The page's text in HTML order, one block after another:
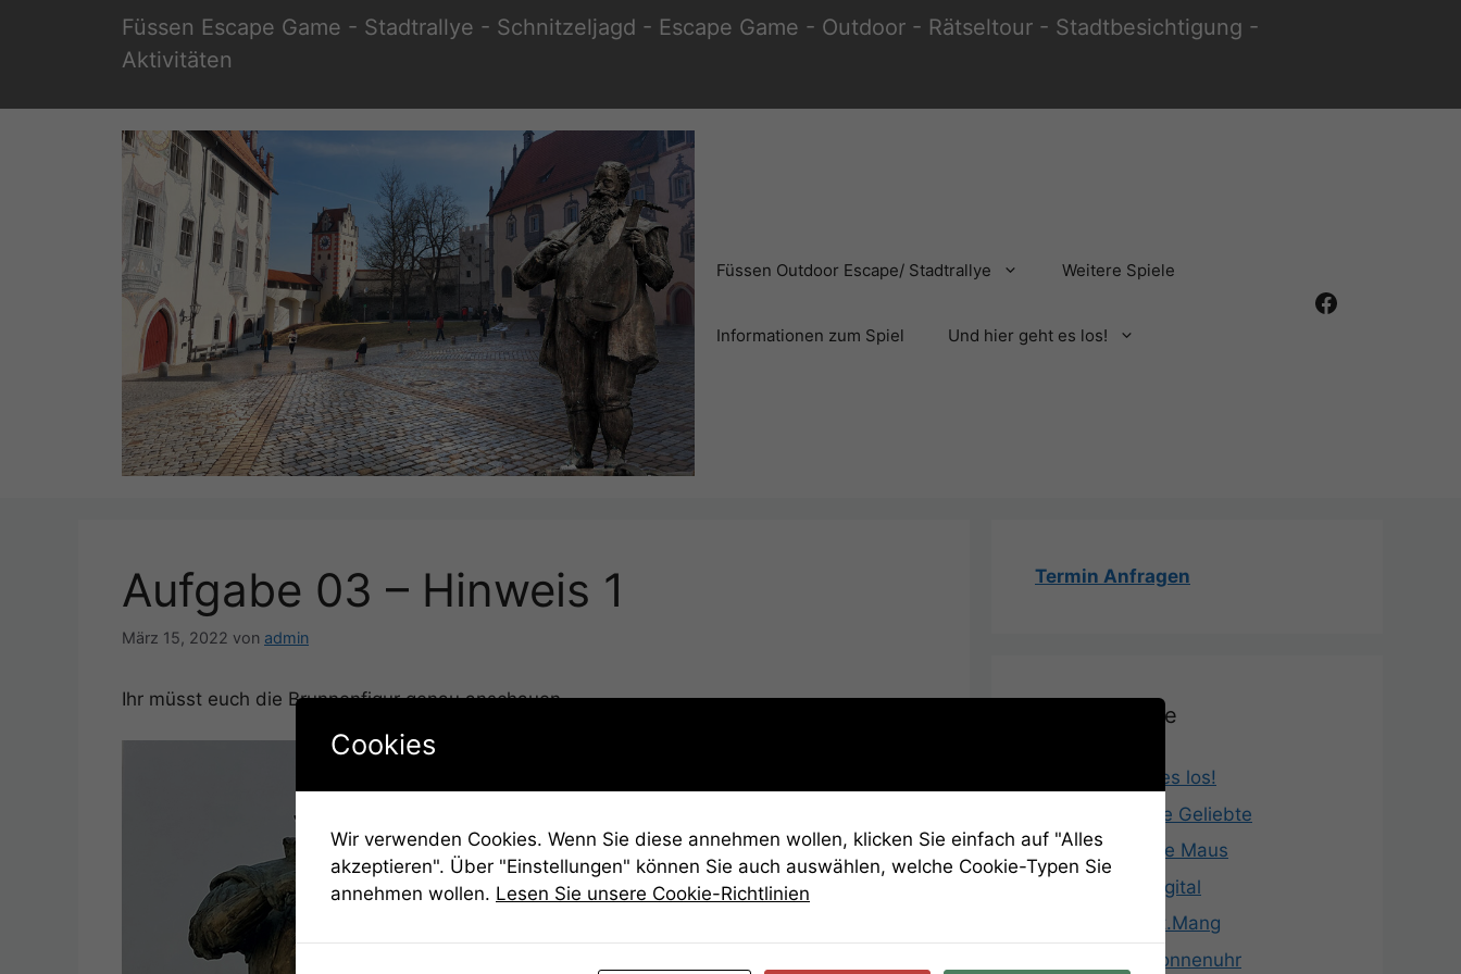
Füssen Escape Game - Stadtrallye - Schnitzeljagd - Escape Game - Outdoor - Rätseltour - Stadtbesichtigung -
Aktivitäten
Füssen Outdoor Escape/ Stadtrallye Weitere Spiele
Informationen zum Spiel Und hier geht es los!
Facebook
Aufgabe 03 – Hinweis 1
März 15, 2022 von admin
Ihr müsst euch die Brunnenfigur genau anschauen.
Termin Anfragen
Aufgabenliste
Und hier geht es los!
Aufgabe 1 – Die Geliebte
Aufgabe 2 – Die Maus
Aufgabe 3 – digital
Aufgabe 4 – St.Mang
Aufgabe 5 – Sonnenuhr
Cookies
Wir verwenden Cookies. Wenn Sie diese annehmen wollen, klicken Sie einfach auf "Alles
akzeptieren". Über "Einstellungen" können Sie auch auswählen, welche Cookie-Typen Sie
annehmen wollen. Lesen Sie unsere Cookie-Richtlinien